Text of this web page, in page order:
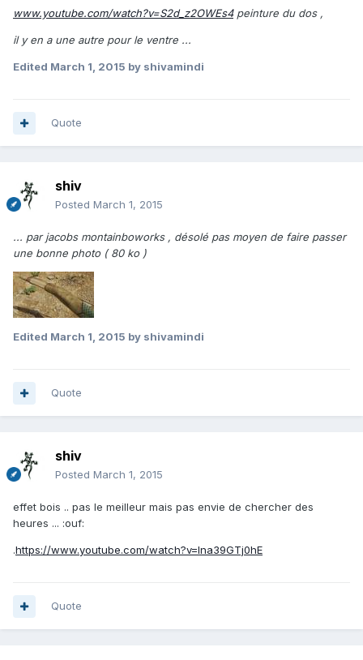
www.youtube.com/watch?v=S2d_z2OWEs4peinture du dos ,
il y en a une autre pour le ventre ...
Edited March 1, 2015 by shivamindi
Quote
shiv
Posted March 1, 2015
... par jacobs montainboworks , désolé pas moyen de faire passer
une bonne photo ( 80 ko )
Edited March 1, 2015 by shivamindi
Quote
shiv
Posted March 1, 2015
effet bois .. pas le meilleur mais pas envie de chercher des
heures ... :ouf:
.https://www.youtube.com/watch?v=Ina39GTj0hE
Quote